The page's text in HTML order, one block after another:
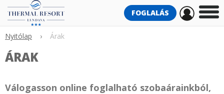
FOGLALÁS
Nyitólap › Árak
ÁRAK
Válogasson online foglalható szobaárainkból,